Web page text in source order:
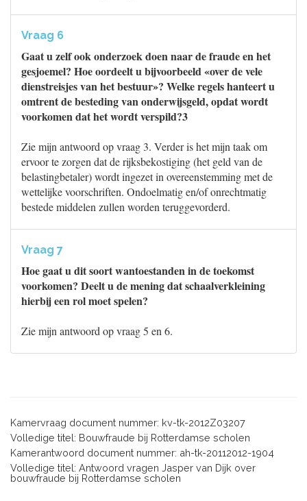
Vraag 6
Gaat u zelf ook onderzoek doen naar de fraude en het
gesjoemel? Hoe oordeelt u bijvoorbeeld «over de vele
dienstreisjes van het bestuur»? Welke regels hanteert u
omtrent de besteding van onderwijsgeld, opdat wordt
voorkomen dat het wordt verspild?3
Zie mijn antwoord op vraag 3. Verder is het mijn taak om
ervoor te zorgen dat de rijksbekostiging (het geld van de
belastingbetaler) wordt ingezet in overeenstemming met de
wettelijke voorschriften. Ondoelmatig en/of onrechtmatig
bestede middelen zullen worden teruggevorderd.
Vraag 7
Hoe gaat u dit soort wantoestanden in de toekomst
voorkomen? Deelt u de mening dat schaalverkleining
hierbij een rol moet spelen?
Zie mijn antwoord op vraag 5 en 6.
Kamervraag document nummer: kv-tk-2012Z03207
Volledige titel: Bouwfraude bij Rotterdamse scholen
Kamerantwoord document nummer: ah-tk-20112012-1904
Volledige titel: Antwoord vragen Jasper van Dijk over
bouwfraude bij Rotterdamse scholen